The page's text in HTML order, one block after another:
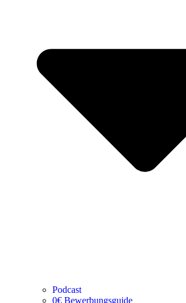
Podcast
0€ Bewerbungsguide